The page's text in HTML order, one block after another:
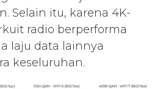
Selain itu, karena 4K-
radio berperforma
laju data lainnya
keseluruhan.